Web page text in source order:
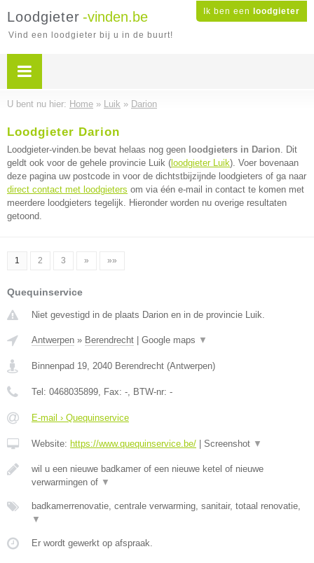
Ik ben een loodgieter
Loodgieter -vinden.be
Vind een loodgieter bij u in de buurt!
U bent nu hier: Home » Luik » Darion
Loodgieter Darion
Loodgieter-vinden.be bevat helaas nog geen loodgieters in Darion. Dit
geldt ook voor de gehele provincie Luik ( loodgieter Luik). Voer bovenaan
deze pagina uw postcode in voor de dichtstbijzijnde loodgieters of ga naar
direct contact met loodgieters om via één e-mail in contact te komen met
meerdere loodgieters tegelijk. Hieronder worden nu overige resultaten
getoond.
1 2 3 » »»
Quequinservice
Niet gevestigd in de plaats Darion en in de provincie Luik.
Antwerpen » Berendrecht Google maps ▼
Binnenpad 19, 2040 Berendrecht (Antwerpen)
Tel: 0468035899, Fax: -, BTW-nr: -
E-mail › Quequinservice
Website: https://www.quequinservice.be/ Screenshot ▼
wil u een nieuwe badkamer of een nieuwe ketel of nieuwe
verwarmingen of ▼
badkamerrenovatie, centrale verwarming, sanitair, totaal renovatie,
▼
Er wordt gewerkt op afspraak.